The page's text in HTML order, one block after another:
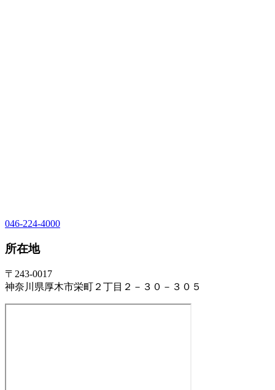
046-224-4000
所在地
〒243-0017
神奈川県厚木市栄町２丁目２－３０－３０５